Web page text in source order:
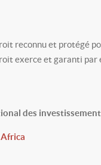
reconnu et protégé
exerce et garanti par
des